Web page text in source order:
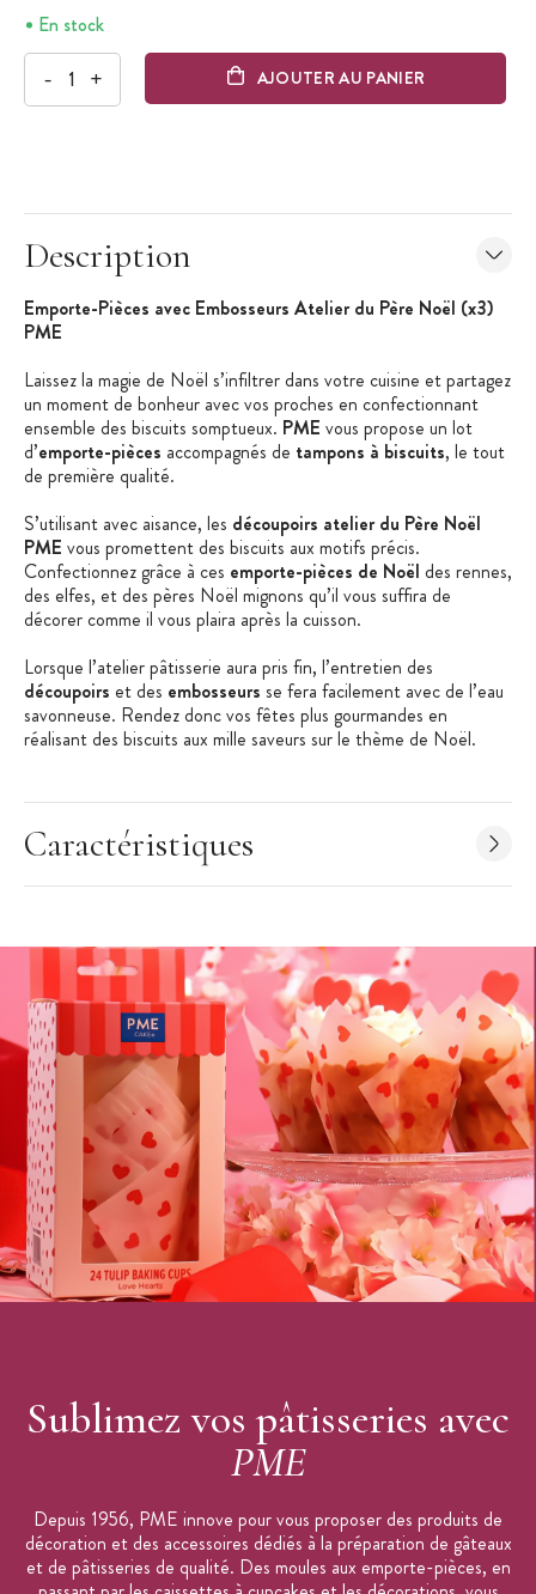
En stock
- + AJOUTER AU PANIER
Description
Emporte-Pièces avec Embosseurs Atelier du Père Noël (x3)
PME
Laissez la magie de Noël s’infiltrer dans votre cuisine et partagez
un moment de bonheur avec vos proches en confectionnant
ensemble des biscuits somptueux. PME vous propose un lot
d’emporte-pièces accompagnés de tampons à biscuits, le tout
de première qualité.
S’utilisant avec aisance, les découpoirs atelier du Père Noël
PME vous promettent des biscuits aux motifs précis.
Confectionnez grâce à ces emporte-pièces de Noël des rennes,
des elfes, et des pères Noël mignons qu’il vous suffira de
décorer comme il vous plaira après la cuisson.
Lorsque l’atelier pâtisserie aura pris fin, l’entretien des
découpoirs et des embosseurs se fera facilement avec de l’eau
savonneuse. Rendez donc vos fêtes plus gourmandes en
réalisant des biscuits aux mille saveurs sur le thème de Noël.
Facile à utiliser
Emporte-pièces + embosseurs
Caractéristiques des Emporte-Pièces:
Emporte-Pièces et embosseurs
Forme : père noël, elfe, renne
Thème : Noël
Matière : plastique alimentaire
Dimension : 6,9 x 10 cm
Lot de 3 emporte-pièces et 3 embosseurs
Entretien : lavage à la main avec de l'eau savonneuse
Marque : PME
Caractéristiques
Sublimez vos pâtisseries avec
PME
Depuis 1956, PME innove pour vous proposer des produits de
décoration et des accessoires dédiés à la préparation de gâteaux
et de pâtisseries de qualité. Des moules aux emporte-pièces, en